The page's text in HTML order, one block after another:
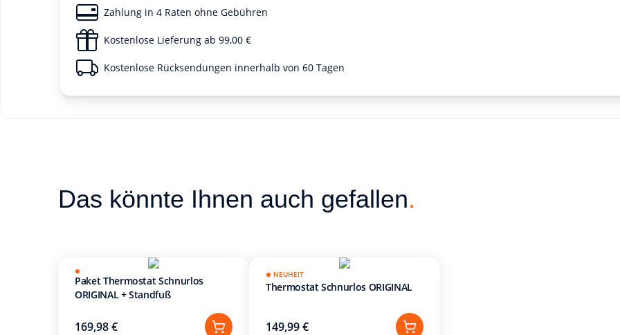
Zahlung in 4 Raten ohne Gebühren
Kostenlose Lieferung ab 99,00 €
Kostenlose Rücksendungen innerhalb von 60 Tagen
Das könnte Ihnen auch gefallen.
Paket Thermostat Schnurlos
ORIGINAL + Standfuß
169,98 €
NEUHEIT
Thermostat Schnurlos ORIGINAL
149,99 €